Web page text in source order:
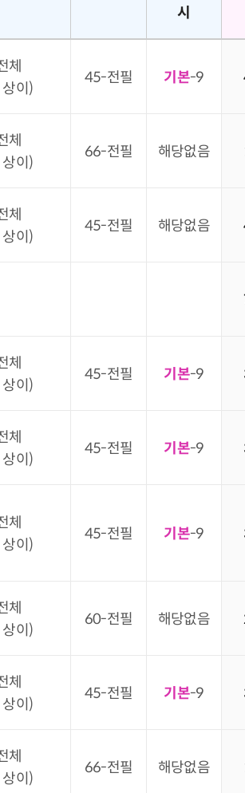
시
체
이)
45-전필 기본-9
체
이)
66-전필 해당없음
체
이)
45-전필 해당없음
체
이)
45-전필 기본-9
체
이)
45-전필 기본-9
체
이)
45-전필 기본-9
체
이)
60-전필 해당없음
체
이)
45-전필 기본-9
체
이)
66-전필 해당없음